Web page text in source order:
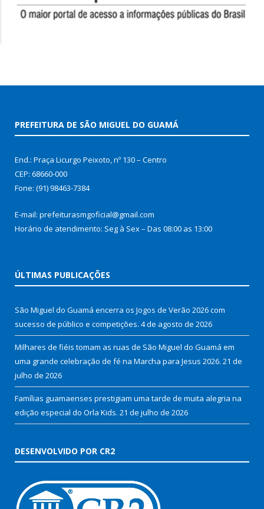
PREFEITURA DE SÃO MIGUEL DO GUAMÁ
End.: Praça Licurgo Peixoto, nº 130 – Centro
CEP: 68660-000
Fone: (91) 98463-7384
E-mail: prefeiturasmgoficial@gmail.com
Horário de atendimento: Seg à Sex – Das 08:00 as 13:00
ÚLTIMAS PUBLICAÇÕES
São Miguel do Guamá encerra os Jogos de Verão 2026 com
sucesso de público e competições. 4 de agosto de 2026
Milhares de fiéis tomam as ruas de São Miguel do Guamá em
uma grande celebração de fé na Marcha para Jesus 2026. 21 de
julho de 2026
Famílias guamaenses prestigiam uma tarde de muita alegria na
edição especial do Orla Kids. 21 de julho de 2026
DESENVOLVIDO POR CR2